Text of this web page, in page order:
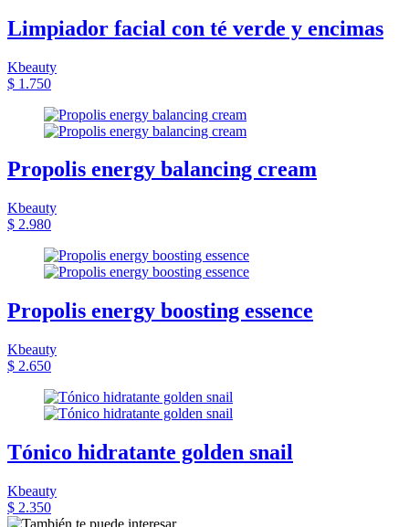
Limpiador facial con té verde y encimas
Kbeauty
$ 1.750
Propolis energy balancing cream
Kbeauty
$ 2.980
Propolis energy boosting essence
Kbeauty
$ 2.650
Tónico hidratante golden snail
Kbeauty
$ 2.350